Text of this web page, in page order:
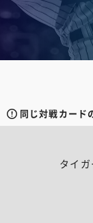
同じ対戦カード
タイガ